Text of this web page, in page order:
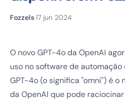
Fozzels·17 jun 2024
O novo GPT-4o da OpenAI
uso no software de automação
GPT-4o (o significa "omni") é o
da OpenAI que pode